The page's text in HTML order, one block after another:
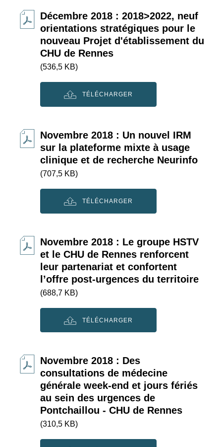
Décembre 2018 : 2018>2022, neuf
orientations stratégiques pour le
nouveau Projet d'établissement du
CHU de Rennes
(536,5 KB)
TÉLÉCHARGER
Novembre 2018 : Un nouvel IRM
sur la plateforme mixte à usage
clinique et de recherche Neurinfo
(707,5 KB)
TÉLÉCHARGER
Novembre 2018 : Le groupe HSTV
et le CHU de Rennes renforcent
leur partenariat et confortent
l’offre post-urgences du territoire
(688,7 KB)
TÉLÉCHARGER
Novembre 2018 : Des
consultations de médecine
générale week-end et jours fériés
au sein des urgences de
Pontchaillou - CHU de Rennes
(310,5 KB)